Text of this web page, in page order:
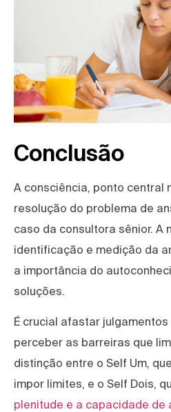
Conclusão
A consciência, ponto central
resolução do problema de
caso da consultora sênior. A
identificação e medição da
a importância do
soluções.
É crucial afastar
perceber as barreiras que
distinção entre o Self Um,
impor limites, e o Self Dois,
plenitude e a capacidade de